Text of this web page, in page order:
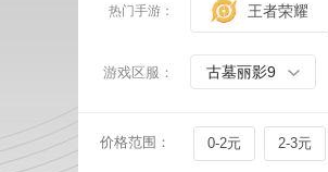
热门手游： 王者荣耀
游戏区服： 古墓丽影9
价格范围： 0-2元 2-3元